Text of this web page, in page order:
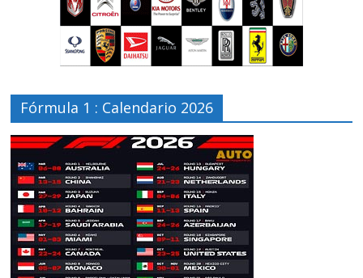
Fórmula 1 : Calendario 2026